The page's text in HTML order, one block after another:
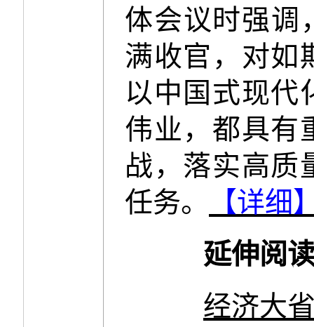
体会议时强调
满收官，对如
以中国式现代
伟业，都具有
战，落实高质
任务。
【详细
延伸阅
经济大